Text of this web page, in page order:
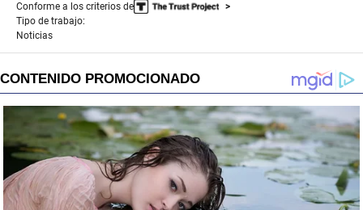
Conforme a los criterios de
Tipo de trabajo:
Noticias